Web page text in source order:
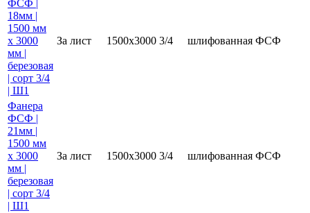
ФСФ |
18мм |
1500 мм
х 3000
мм |
березовая
| сорт 3/4
| Ш1
За лист 1500х3000 3/4 шлифованная ФСФ
Фанера
ФСФ |
21мм |
1500 мм
х 3000
мм |
березовая
| сорт 3/4
| Ш1
За лист 1500х3000 3/4 шлифованная ФСФ